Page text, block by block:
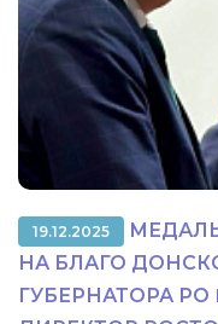
19.12.2025
НА БЛАГО
ГУБЕРНАТОРА